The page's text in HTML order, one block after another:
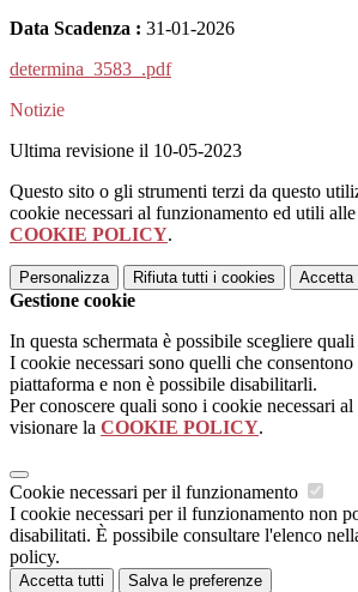
Data Scadenza : 31-01-2026
determina_3583_.pdf
Notizie
Ultima revisione il 10-05-2023
Questo sito o gli strumenti terzi da questo
cookie necessari al funzionamento ed utili
COOKIE POLICY.
Personalizza Rifiuta tutti i cookies Accetta
Gestione cookie
In questa schermata è possibile scegliere
I cookie necessari sono quelli che
piattaforma e non è possibile disabilitarli.
Per conoscere quali sono i cookie necessari
visionare la COOKIE POLICY.
Cookie necessari per il funzionamento
I cookie necessari per il funzionamento non
disabilitati. È possibile consultare l'elenco
policy.
Accetta tutti Salva le preferenze